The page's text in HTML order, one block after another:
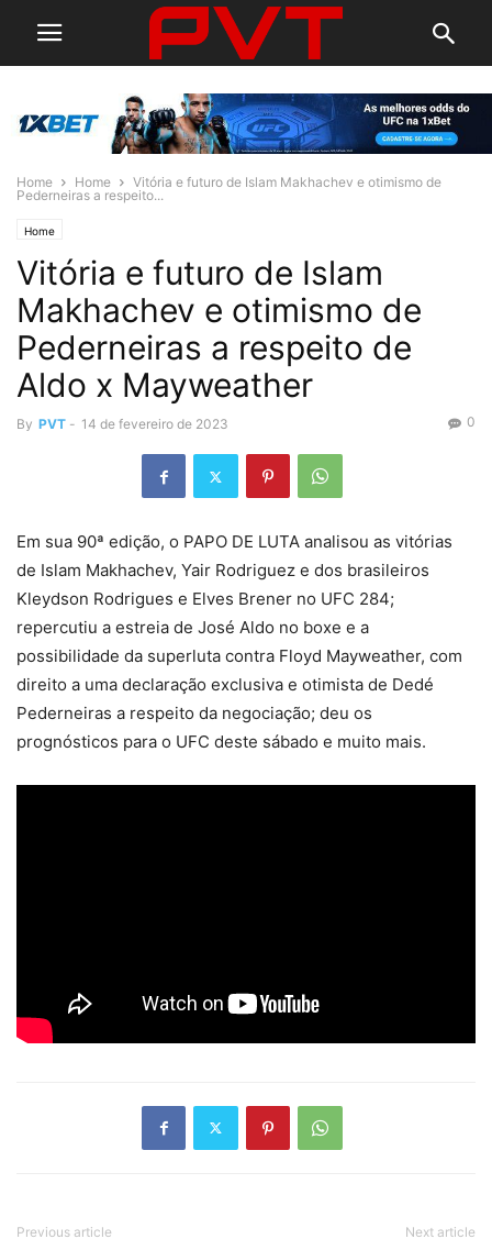
Home Home
Vitória e futuro de Islam Makhachev e otimismo de
Pederneiras a respeito...
Home
Vitória e futuro de Islam
Makhachev e otimismo de
Pederneiras a respeito de
Aldo x Mayweather
By PVT - 14 de fevereiro de 2023 0
Em sua 90ª edição, o PAPO DE LUTA analisou as vitórias
de Islam Makhachev, Yair Rodriguez e dos brasileiros
Kleydson Rodrigues e Elves Brener no UFC 284;
repercutiu a estreia de José Aldo no boxe e a
possibilidade da superluta contra Floyd Mayweather, com
direito a uma declaração exclusiva e otimista de Dedé
Pederneiras a respeito da negociação; deu os
prognósticos para o UFC deste sábado e muito mais.
Previous article Next article